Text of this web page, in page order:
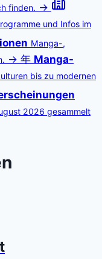
finden. →
und Infos im
Manga-,
→ 年 Manga-
bis zu modernen
2026 gesammelt